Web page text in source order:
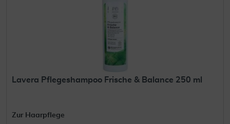
Lavera Pflegeshampoo Frische & Balance 250 ml
Zur Haarpflege